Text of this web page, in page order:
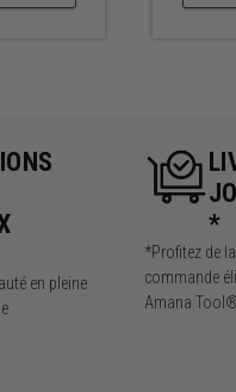
en pleine
*
*Profitez de
commande
Amana